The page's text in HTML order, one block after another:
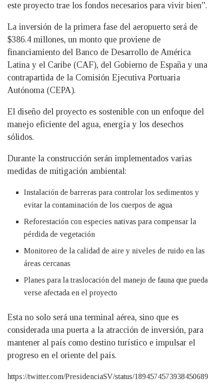
este proyecto trae los fondos necesarios para vivir bien”.
La inversión de la primera fase del aeropuerto será de
$386.4 millones, un monto que proviene de
financiamiento del Banco de Desarrollo de América
Latina y el Caribe (CAF), del Gobierno de España y una
contrapartida de la Comisión Ejecutiva Portuaria
Autónoma (CEPA).
El diseño del proyecto es sostenible con un enfoque del
manejo eficiente del agua, energía y los desechos
sólidos.
Durante la construcción serán implementados varias
medidas de mitigación ambiental:
Instalación de barreras para controlar los sedimentos y
evitar la contaminación de los cuerpos de agua
Reforestación con especies nativas para compensar la
pérdida de vegetación
Monitoreo de la calidad de aire y niveles de ruido en las
áreas cercanas
Planes para la traslocación del manejo de fauna que pueda
verse afectada en el proyecto
Esta no solo será una terminal aérea, sino que es
considerada una puerta a la atracción de inversión, para
mantener al país como destino turístico e impulsar el
progreso en el oriente del país.
https://twitter.com/PresidenciaSV/status/1894574573938450689